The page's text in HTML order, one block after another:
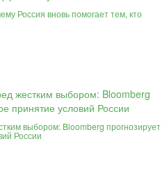
Россия вновь помогает тем, кто
выбором: Bloomberg прогнозирует
России